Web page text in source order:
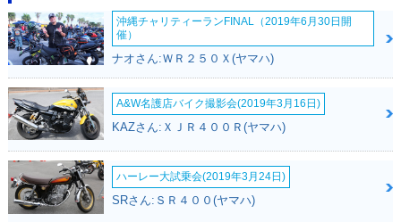
沖縄チャリティーランFINAL（2019年6月30日開
催）
ナオさん:ＷＲ２５０Ｘ(ヤマハ)
A&W名護店バイク撮影会(2019年3月16日)
KAZさん:ＸＪＲ４００Ｒ(ヤマハ)
ハーレー大試乗会(2019年3月24日)
SRさん:ＳＲ４００(ヤマハ)